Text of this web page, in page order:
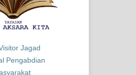
Jagad
Pengabdian